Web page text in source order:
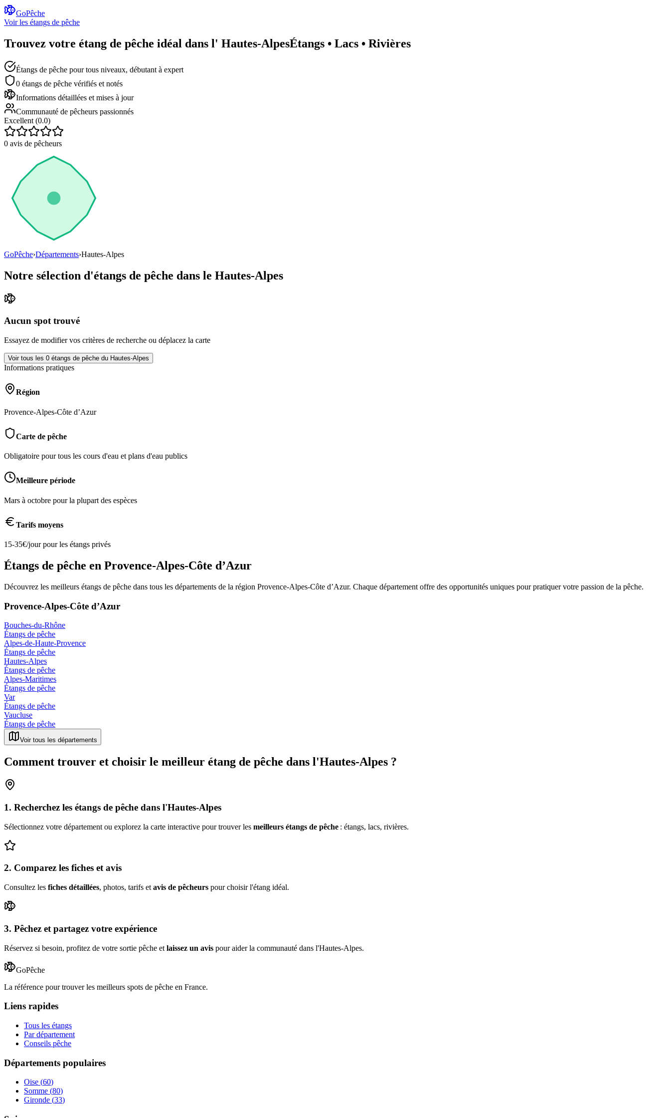
GoPêche
Voir les étangs de pêche
Trouvez votre étang de pêche idéal dans l' Hautes-AlpesÉtangs • Lacs • Rivières
Étangs de pêche pour tous niveaux, débutant à expert
0 étangs de pêche vérifiés et notés
Informations détaillées et mises à jour
Communauté de pêcheurs passionnés
Excellent (0.0)
0 avis de pêcheurs
GoPêche›Départements›Hautes-Alpes
Notre sélection d'étangs de pêche dans le Hautes-Alpes
Aucun spot trouvé
Essayez de modifier vos critères de recherche ou déplacez la carte
Voir tous les 0 étangs de pêche du Hautes-Alpes
Informations pratiques
Région
Provence-Alpes-Côte d’Azur
Carte de pêche
Obligatoire pour tous les cours d'eau et plans d'eau publics
Meilleure période
Mars à octobre pour la plupart des espèces
Tarifs moyens
15-35€/jour pour les étangs privés
Étangs de pêche en Provence-Alpes-Côte d’Azur
Découvrez les meilleurs étangs de pêche dans tous les départements de la région Provence-Alpes-Côte d’Azur. Chaque département offre des opportunités uniques pour pratiquer votre passion de la pêche.
Provence-Alpes-Côte d’Azur
Bouches-du-Rhône
Étangs de pêche
Alpes-de-Haute-Provence
Étangs de pêche
Hautes-Alpes
Étangs de pêche
Alpes-Maritimes
Étangs de pêche
Var
Étangs de pêche
Vaucluse
Étangs de pêche
Voir tous les départements
Comment trouver et choisir le meilleur étang de pêche dans l'Hautes-Alpes ?
1. Recherchez les étangs de pêche dans l'Hautes-Alpes
Sélectionnez votre département ou explorez la carte interactive pour trouver les meilleurs étangs de pêche : étangs, lacs, rivières.
2. Comparez les fiches et avis
Consultez les fiches détaillées, photos, tarifs et avis de pêcheurs pour choisir l'étang idéal.
3. Pêchez et partagez votre expérience
Réservez si besoin, profitez de votre sortie pêche et laissez un avis pour aider la communauté dans l'Hautes-Alpes.
GoPêche
La référence pour trouver les meilleurs spots de pêche en France.
Liens rapides
Tous les étangs
Par département
Conseils pêche
Départements populaires
Oise (60)
Somme (80)
Gironde (33)